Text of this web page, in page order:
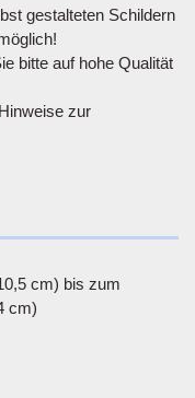
gestalteten Schildern
bitte auf hohe Qualität
zur
cm) bis zum
cm)